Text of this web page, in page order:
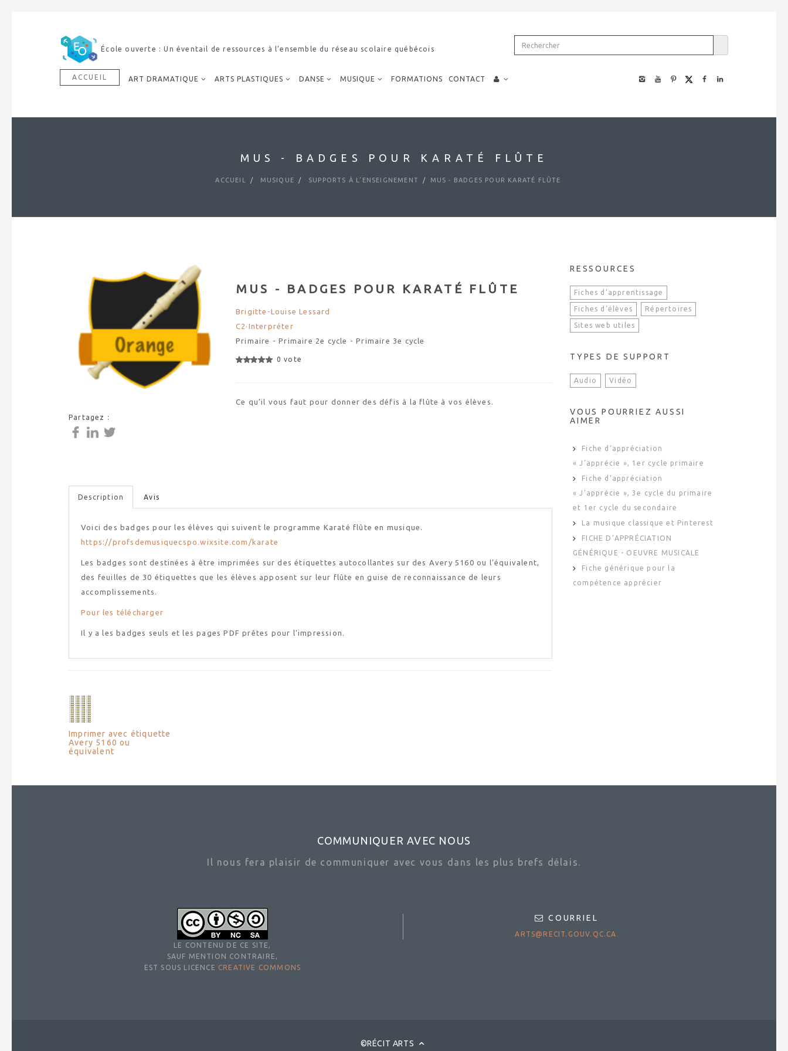
École ouverte : Un éventail de ressources à l’ensemble du réseau scolaire québécois
ACCUEIL ART DRAMATIQUE ARTS PLASTIQUES DANSE MUSIQUE FORMATIONS CONTACT
MUS - BADGES POUR KARATÉ FLÛTE
ACCUEIL MUSIQUE SUPPORTS À L’ENSEIGNEMENT MUS - BADGES POUR KARATÉ FLÛTE
Partagez :
MUS - BADGES POUR KARATÉ FLÛTE
Brigitte-Louise Lessard
C2·Interpréter
Primaire - Primaire 2e cycle - Primaire 3e cycle
0 vote
Ce qu’il vous faut pour donner des défis à la flûte à vos élèves.
Description Avis
Voici des badges pour les élèves qui suivent le programme Karaté flûte en musique.
https://profsdemusiquecspo.wixsite.com/karate
Les badges sont destinées à être imprimées sur des étiquettes autocollantes sur des Avery 5160 ou l’équivalent,
des feuilles de 30 étiquettes que les élèves apposent sur leur flûte en guise de reconnaissance de leurs
accomplissements.
Pour les télécharger
Il y a les badges seuls et les pages PDF prêtes pour l’impression.
Imprimer avec étiquette
Avery 5160 ou
équivalent
RESSOURCES
Fiches d’apprentissage
Fiches d’élèves Répertoires
Sites web utiles
TYPES DE SUPPORT
Audio Vidéo
VOUS POURRIEZ AUSSI
AIMER
Fiche d’appréciation
« J’apprécie », 1er cycle primaire
Fiche d’appréciation
« J’apprécie », 3e cycle du primaire
et 1er cycle du secondaire
La musique classique et Pinterest
FICHE D’APPRÉCIATION
GÉNÉRIQUE - OEUVRE MUSICALE
Fiche générique pour la
compétence apprécier
COMMUNIQUER AVEC NOUS
Il nous fera plaisir de communiquer avec vous dans les plus brefs délais.
LE CONTENU DE CE SITE,
SAUF MENTION CONTRAIRE,
EST SOUS LICENCE CREATIVE COMMONS
COURRIEL
ARTS@RECIT.GOUV.QC.CA
©RÉCIT ARTS